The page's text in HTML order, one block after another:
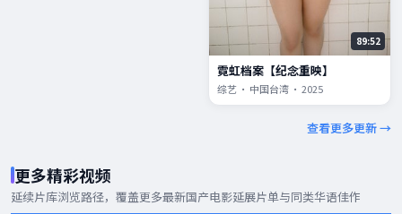
89:52
霓虹档案【纪念重映】
综艺 · 中国台湾 · 2025
查看更多更新 →
更多精彩视频
延续片库浏览路径，覆盖更多最新国产电影延展片单与同类华语佳作